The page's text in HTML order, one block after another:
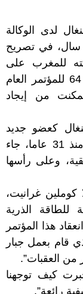
لدى الوكالة
سال، في تصريح
للمغرب على
ترؤسه بحنكة وفعالية لأشغال الدورة الـ 64 للمؤتمر العام
تمكنت من إيجاد
كعضو جديد
بمجلس محافظي الوكالة، للمرة الثانية منذ 31 عاما، جاء
وعلى رأسها
كوملين غرانيت،
للطاقة الذرية
كثب انعقاد هذا المؤتمر
قام بعمل جبار
من العقبات”.
كيف توجهنا
رائعة”.